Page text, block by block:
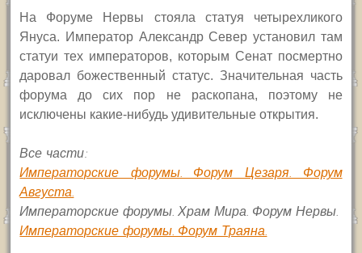
На Форуме Нервы стояла статуя четырехликого
Януса. Император Александр Север установил там
статуи тех императоров, которым Сенат посмертно
даровал божественный статус. Значительная часть
форума до сих пор не раскопана, поэтому не
исключены какие-нибудь удивительные открытия.
Все части:
Императорские форумы. Форум Цезаря. Форум
Августа.
Императорские форумы. Храм Мира. Форум Нервы.
Императорские форумы. Форум Траяна.